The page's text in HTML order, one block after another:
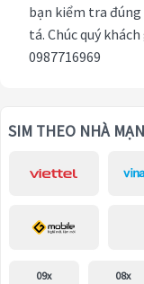
bạn kiểm tra
tá. Chúc quý
0987716969
SIM THEO NHÀ
09x 08x